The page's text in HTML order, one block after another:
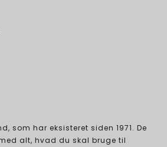
som har eksisteret siden 1971. De
alt, hvad du skal bruge til